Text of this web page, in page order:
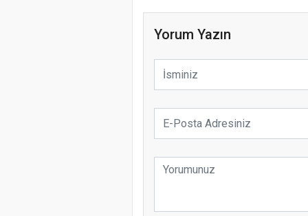
Yorum Yazın